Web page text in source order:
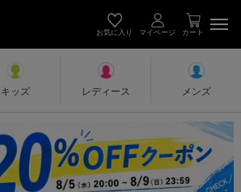
キッズダンス衣装・レディース＆メ
お気に入り マイページ カート
キッズ レディース メンズ